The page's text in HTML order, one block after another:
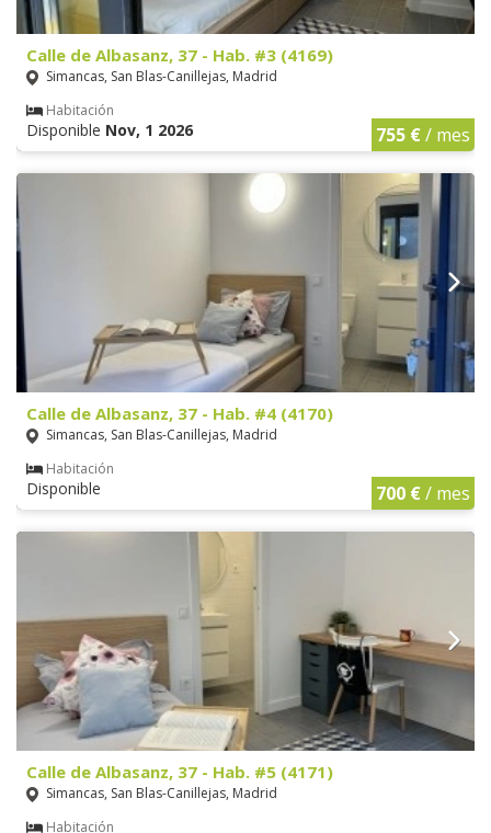
Calle de Albasanz, 37 - Hab. #3 (4169)
Simancas, San Blas-Canillejas, Madrid
Habitación
Disponible Nov, 1 2026 755 €/ mes
Calle de Albasanz, 37 - Hab. #4 (4170)
Simancas, San Blas-Canillejas, Madrid
Habitación
Disponible 700 €/ mes
Calle de Albasanz, 37 - Hab. #5 (4171)
Simancas, San Blas-Canillejas, Madrid
Habitación